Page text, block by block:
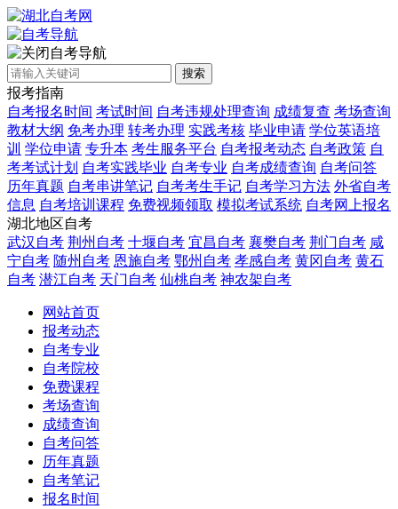
自考导航
搜索
报考指南
自考报名时间 考试时间 自考违规处理查询 成绩复查 考场查询
教材大纲 免考办理 转考办理 实践考核 毕业申请 学位英语培
训 学位申请 专升本 考生服务平台 自考报考动态 自考政策 自
考考试计划 自考实践毕业 自考专业 自考成绩查询 自考问答
历年真题 自考串讲笔记 自考考生手记 自考学习方法 外省自考
信息 自考培训课程 免费视频领取 模拟考试系统 自考网上报名
湖北地区自考
武汉自考 荆州自考 十堰自考 宜昌自考 襄樊自考 荆门自考 咸
宁自考 随州自考 恩施自考 鄂州自考 孝感自考 黄冈自考 黄石
自考 潜江自考 天门自考 仙桃自考 神农架自考
网站首页
报考动态
自考专业
自考院校
免费课程
考场查询
成绩查询
自考问答
历年真题
自考笔记
报名时间